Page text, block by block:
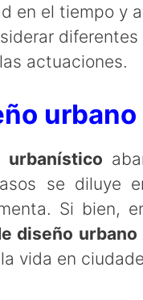
en el tiempo y
diferentes
actuaciones.
urbano
se diluye
Si bien,
diseño urbano
vida en